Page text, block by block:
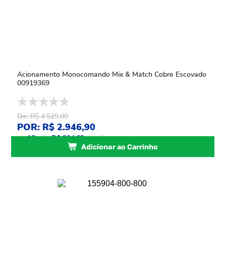
Acionamento Monocomando Mix & Match Cobre Escovado
00919369
De: R$ 4.529,00
POR: R$ 2.946,90
ou10xdeR$ 294,69sem juros
Adicionar ao Carrinho